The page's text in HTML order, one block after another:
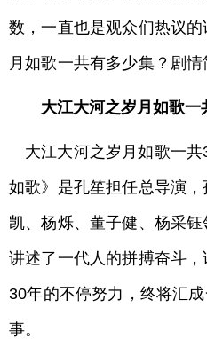
数，一直也是观众们热议
月如歌一共有多少集？剧
大江大河之岁月如歌一
大江大河之岁月如歌一
如歌》是孔笙担任总导演
凯、杨烁、董子健、杨采
讲述了一代人的拼搏奋斗，
30年的不停努力，终将汇
事。